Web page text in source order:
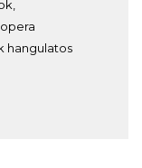
hangulatos